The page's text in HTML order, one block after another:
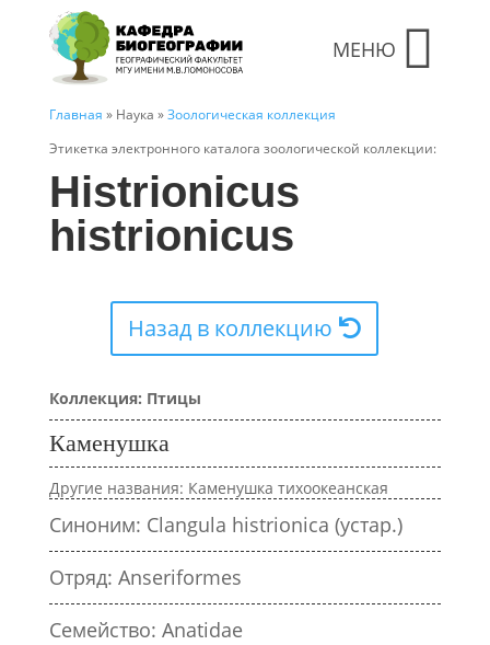
МЕНЮ
Главная » Наука »Зоологическая коллекция
Этикетка электронного каталога зоологической коллекции:
Histrionicus
histrionicus
Назад в коллекцию
Коллекция: Птицы
Каменушка
Другие названия: Каменушка тихоокеанская
Синоним: Clangula histrionica (устар.)
Отряд: Anseriformes
Семейство: Anatidae